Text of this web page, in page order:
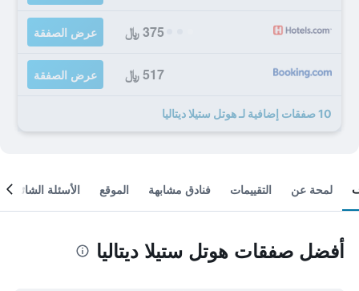
375 ﷼ عرض الصفقة
517 ﷼ عرض الصفقة
10 صفقات إضافية لـ هوتل ستيلا ديتاليا
لمحة عن التقييمات فنادق مشابهة الموقع الأسئلة الشائعة
أفضل صفقات هوتل ستيلا ديتاليا